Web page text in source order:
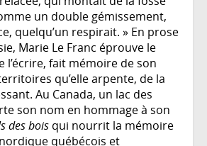
un double gémissement,
quelqu’un respirait. » En prose
Marie Le Franc éprouve le
l’écrire, fait mémoire de son
qu’elle arpente, de la
Au Canada, un lac des
son nom en hommage à son
des bois qui nourrit la mémoire
québécois et